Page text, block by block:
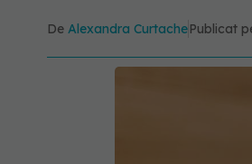
De Alexandra CurtachePublicat